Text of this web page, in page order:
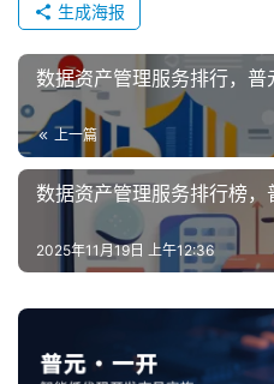
生成海报
数据资产管理服务排行，
上一篇
数据资产管理服务排行榜
2025年11月19日 上午12:36